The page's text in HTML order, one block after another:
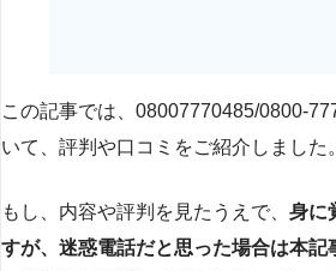
この記事では、08007770485/0800-
いて、評判や口コミをご紹介しました。
もし、内容や評判を見たうえで、 身に
すが、迷惑電話だと思った場合は本記